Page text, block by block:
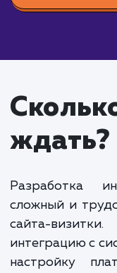
интеграцию
000 рублей.
несколькими
базовую
и выше.
и дизайн,
продвинутые
систем
оптимизацию.